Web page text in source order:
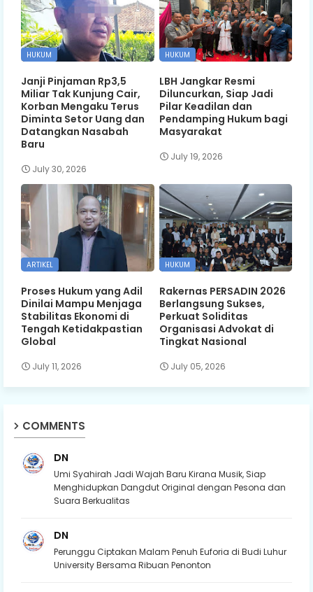
HUKUM
Janji Pinjaman Rp3,5
Miliar Tak Kunjung Cair,
Korban Mengaku Terus
Diminta Setor Uang dan
Datangkan Nasabah
Baru
July 30, 2026
HUKUM
LBH Jangkar Resmi
Diluncurkan, Siap Jadi
Pilar Keadilan dan
Pendamping Hukum bagi
Masyarakat
July 19, 2026
ARTIKEL
Proses Hukum yang Adil
Dinilai Mampu Menjaga
Stabilitas Ekonomi di
Tengah Ketidakpastian
Global
July 11, 2026
HUKUM
Rakernas PERSADIN 2026
Berlangsung Sukses,
Perkuat Soliditas
Organisasi Advokat di
Tingkat Nasional
July 05, 2026
COMMENTS
DN
Umi Syahirah Jadi Wajah Baru Kirana Musik, Siap
Menghidupkan Dangdut Original dengan Pesona dan
Suara Berkualitas
DN
Perunggu Ciptakan Malam Penuh Euforia di Budi Luhur
University Bersama Ribuan Penonton